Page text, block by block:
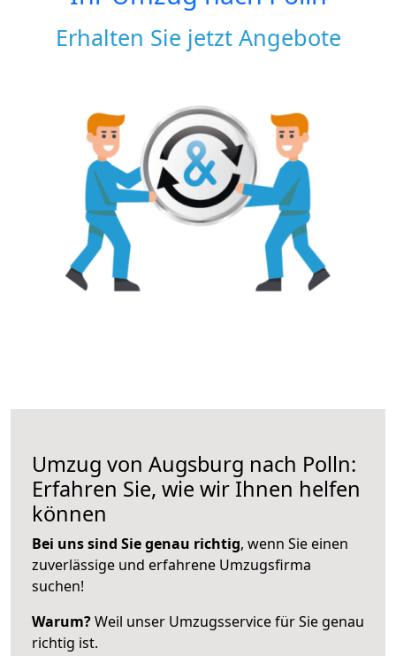
Erhalten Sie jetzt Angebote
Umzug von Augsburg nach Polln:
Erfahren Sie, wie wir Ihnen helfen
können
Bei uns sind Sie genau richtig, wenn Sie einen
zuverlässige und erfahrene Umzugsfirma
suchen!
Warum?Weil unser Umzugsservice für Sie genau
richtig ist.